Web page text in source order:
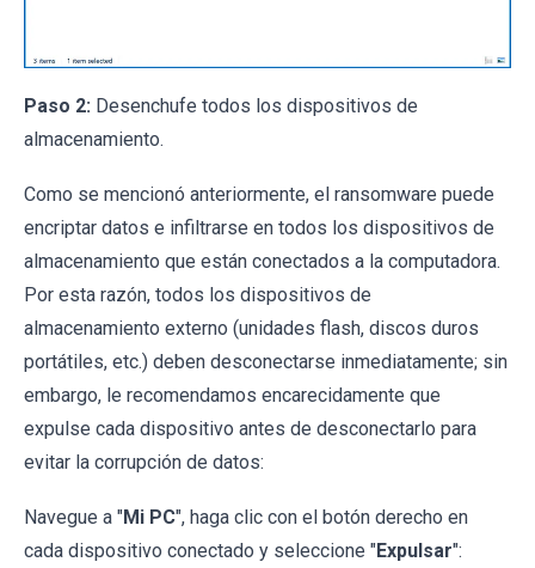
Paso 2: Desenchufe todos los dispositivos de
almacenamiento.
Como se mencionó anteriormente, el ransomware puede
encriptar datos e infiltrarse en todos los dispositivos de
almacenamiento que están conectados a la computadora.
Por esta razón, todos los dispositivos de
almacenamiento externo (unidades flash, discos duros
portátiles, etc.) deben desconectarse inmediatamente; sin
embargo, le recomendamos encarecidamente que
expulse cada dispositivo antes de desconectarlo para
evitar la corrupción de datos:
Navegue a "Mi PC", haga clic con el botón derecho en
cada dispositivo conectado y seleccione "Expulsar":